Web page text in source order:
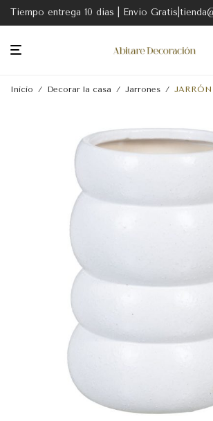
Inicio / Decorar la casa / Jarrones / JARRÓN BLANCO